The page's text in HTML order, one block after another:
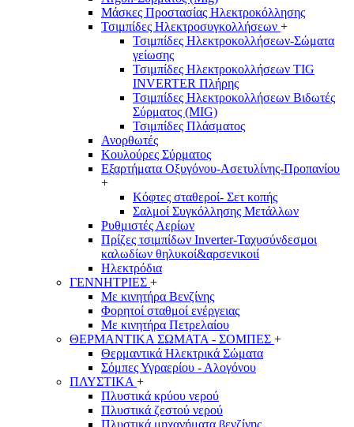
Μάσκες Προστασίας Ηλεκτροκόλλησης
Τσιμπίδες Ηλεκτροσυγκολλήσεων +
Τσιμπίδες Ηλεκτροκολλήσεων-Σώματα
γείωσης
Τσιμπίδες Ηλεκτροκολλήσεων TIG
INVERTER Πλήρης
Τσιμπίδες Ηλεκτροκολλήσεων Βιδωτές
Σύρματος (MIG)
Τσιμπίδες Πλάσματος
Ανορθωτές
Κουλούρες Σύρματος
Εξαρτήματα Οξυγόνου-Ασετυλίνης-Προπανίου
+
Κόφτες σταθεροί- Σετ κοπής
Σαλμοί Συγκόλλησης Μετάλλων
Ρυθμιστές Αερίων
Πρίζες τσιμπίδων Inverter-Ταχυσύνδεσμοι
καλωδίων θηλυκοί&αρσενικοιί
Ηλεκτρόδια
ΓΕΝΝΗΤΡΙΕΣ +
Με κινητήρα Βενζίνης
Φορητοί σταθμοί ενέργειας
Με κινητήρα Πετρελαίου
ΘΕΡΜΑΝΤΙΚΑ ΣΩΜΑΤΑ - ΣΟΜΠΕΣ +
Θερμαντικά Ηλεκτρικά Σώματα
Σόμπες Υγραερίου - Αλογόνου
ΠΛΥΣΤΙΚΑ +
Πλυστικά κρύου νερού
Πλυστικά ζεστού νερού
Πλυστικά μηχανήματα βενζίνης